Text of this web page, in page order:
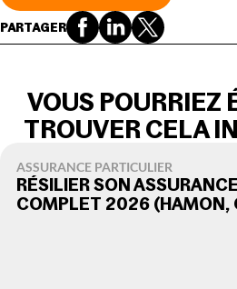
PARTAGER
VOUS POURRIEZ
TROUVER CELA
ASSURANCE PARTICULIER
RÉSILIER SON
COMPLET 2026 (HAMON,